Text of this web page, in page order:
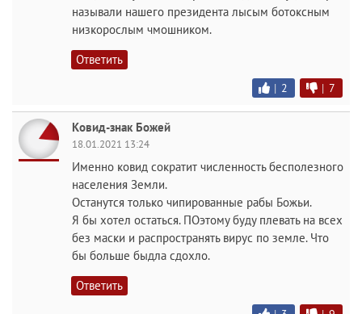
называли нашего президента лысым ботоксным
низкорослым чмошником.
Ответить
| 2 | 7
Ковид-знак Божей
18.01.2021 13:24
Именно ковид сократит численность бесполезного
населения Земли.
Останутся только чипированные рабы Божьи.
Я бы хотел остаться. ПОэтому буду плевать на всех
без маски и распространять вирус по земле. Что
бы больше быдла сдохло.
Ответить